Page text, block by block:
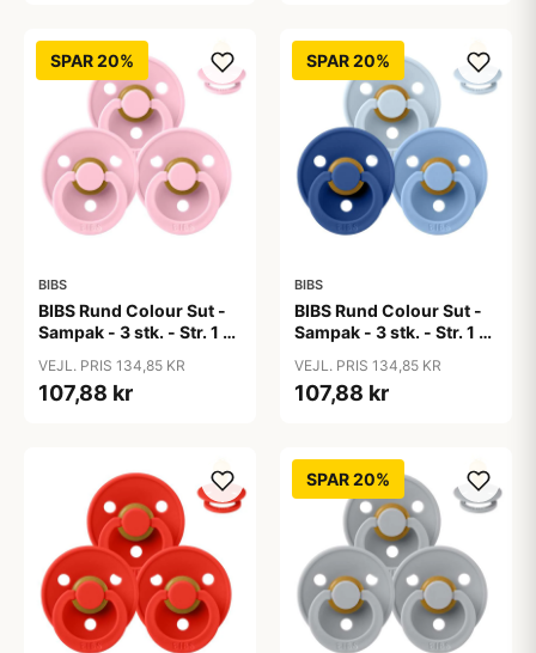
SPAR 20%
BIBS
BIBS Rund Colour Sut -
Sampak - 3 stk. - Str. 1 -
VEJL. PRIS 134,85 KR
107,88 kr
SPAR 20%
BIBS
BIBS Rund Colour Sut -
Sampak - 3 stk. - Str. 1 -
VEJL. PRIS 134,85 KR
107,88 kr
SPAR 20%